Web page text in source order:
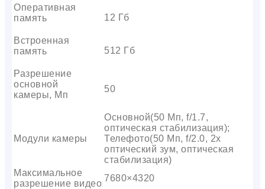
Оперативная
память
12 Гб
Встроенная
память
512 Гб
Разрешение
основной
камеры, Мп
50
Модули камеры
Основной(50 Мп, f/1.7,
оптическая стабилизация);
Телефото(50 Мп, f/2.0, 2x
оптический зум, оптическая
стабилизация)
Максимальное
разрешение видео
7680×4320